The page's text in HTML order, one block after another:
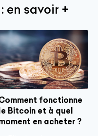
en savoir +
fonctionne
le Bitcoin et à quel
en acheter ?